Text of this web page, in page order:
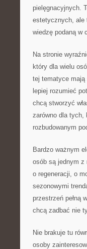
pielęgnacyjnych.
estetycznych, ale
wiedzę podaną w
Na stronie
który dla wielu
tej tematyce
lepiej rozumieć
chcą stworzyć
zarówno dla tych,
rozbudowanym
Bardzo ważnym
osób są jednym z
o regeneracji, o
sezonowymi
przestrzeń pełną
chcą zadbać nie
Nie brakuje tu
osoby